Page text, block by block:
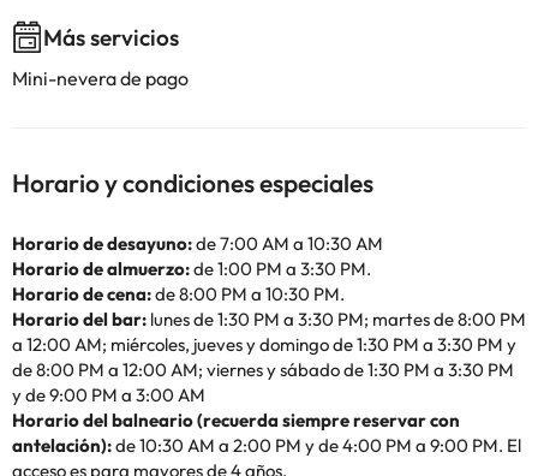
Más servicios
Mini-nevera de pago
Horario y condiciones especiales
Horario de desayuno:de 7:00 AM a 10:30 AM
Horario de almuerzo:de 1:00 PM a 3:30 PM.
Horario de cena:de 8:00 PM a 10:30 PM.
Horario del bar: lunes de 1:30 PM a 3:30 PM; martes de 8:00 PM
a 12:00 AM; miércoles, jueves y domingo de 1:30 PM a 3:30 PM y
de 8:00 PM a 12:00 AM; viernes y sábado de 1:30 PM a 3:30 PM
y de 9:00 PM a 3:00 AM
Horario del balneario (recuerda siempre reservar con
antelación):de 10:30 AM a 2:00 PM y de 4:00 PM a 9:00 PM. El
acceso es para mayores de 4 años.